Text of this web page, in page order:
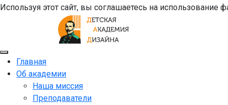
Используя этот сайт, вы соглашаетесь на
Главная
Об академии
Наша миссия
Преподаватели